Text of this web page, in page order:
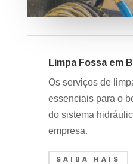
Limpa Fossa em
Os serviços de
essenciais para o
do sistema
empresa.
SAIBA MAIS